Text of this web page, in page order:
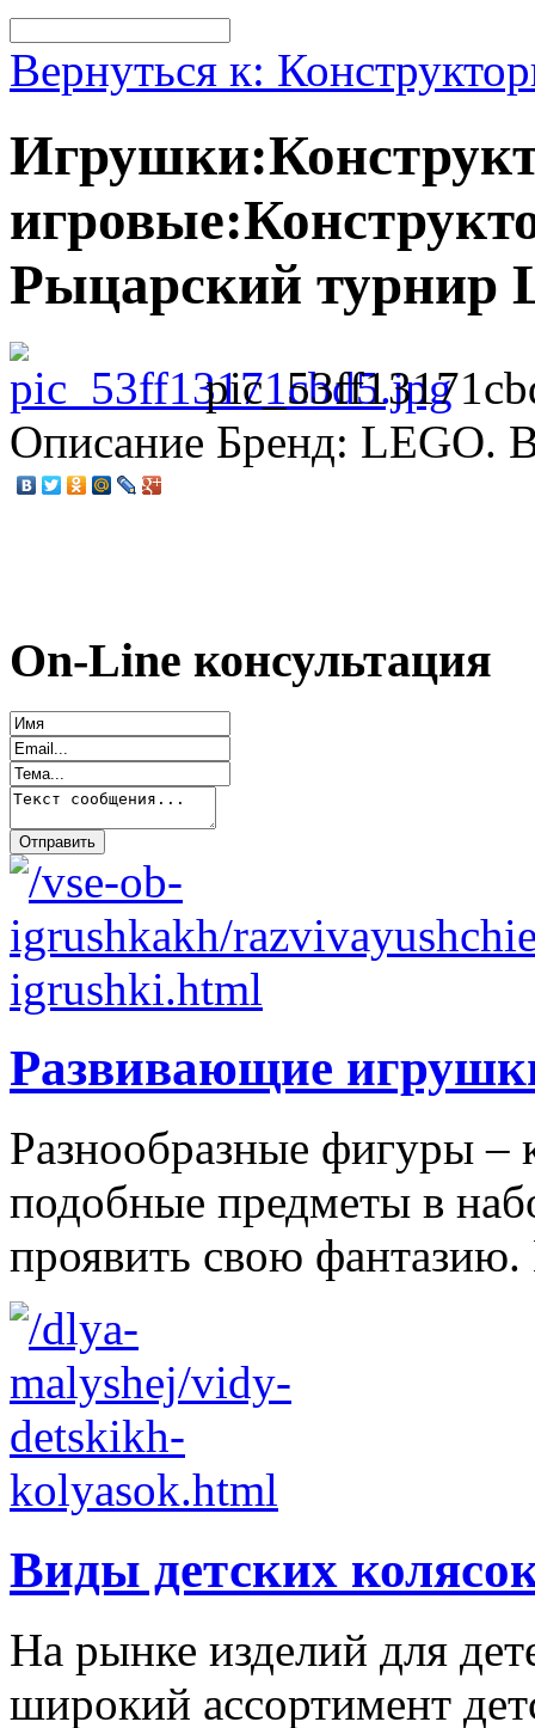
Вернуться к:
Рыцарский турнир
Описание Бренд: LEGO.
On-Line консультация
Развивающие
Разнообразные фигуры –
подобные предметы в
проявить свою
Виды детских
На рынке изделий для
широкий ассортимент